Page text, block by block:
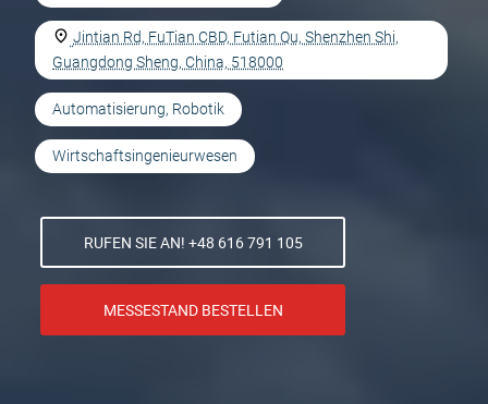
Jintian Rd, FuTian CBD, Futian Qu, Shenzhen Shi,
Guangdong Sheng, China, 518000
Automatisierung, Robotik
Wirtschaftsingenieurwesen
RUFEN SIE AN! +48 616 791 105
MESSESTAND BESTELLEN